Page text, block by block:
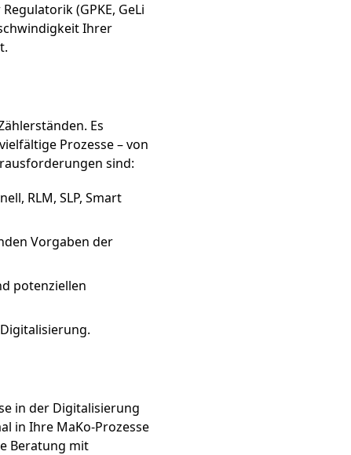
(GPKE, GeLi
Ihrer
Es
Prozesse – von
sind:
RLM, SLP, Smart
Vorgaben der
potenziellen
in der Digitalisierung
in Ihre MaKo-Prozesse
Beratung mit